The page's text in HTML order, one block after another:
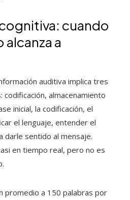
cuando
a
auditiva implica tres
almacenamiento
inicial, la codificación, el
el lenguaje, entender el
darle sentido al mensaje.
en tiempo real, pero no es
promedio a 150 palabras por